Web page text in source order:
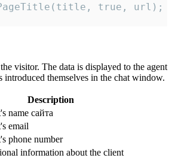
true, url);
visitor. The data is displayed to the agent
themselves in the chat window.
Description
name сайта
email
phone number
information about the client